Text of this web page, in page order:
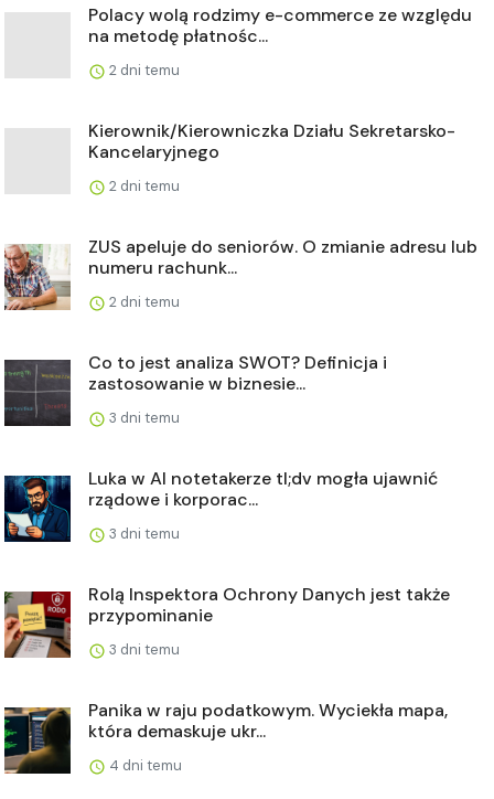
Polacy wolą rodzimy e-commerce ze względu
na metodę płatnośc...
2 dni temu
Kierownik/Kierowniczka Działu Sekretarsko-
Kancelaryjnego
2 dni temu
ZUS apeluje do seniorów. O zmianie adresu lub
numeru rachunk...
2 dni temu
Co to jest analiza SWOT? Definicja i
zastosowanie w biznesie...
3 dni temu
Luka w AI notetakerze tl;dv mogła ujawnić
rządowe i korporac...
3 dni temu
Rolą Inspektora Ochrony Danych jest także
przypominanie
3 dni temu
Panika w raju podatkowym. Wyciekła mapa,
która demaskuje ukr...
4 dni temu